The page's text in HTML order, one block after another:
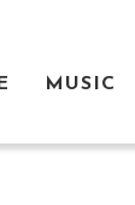
MUSIC